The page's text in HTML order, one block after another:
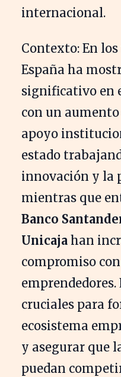
internacional.
Contexto: En
España ha
significativo en
con un
apoyo
estado
innovación y la
mientras que
Banco
Unicaja han
compromiso
cruciales para
ecosistema
y asegurar que
puedan